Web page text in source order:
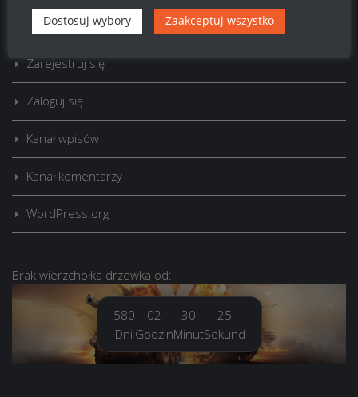
LOGOWANIE
Zarejestruj się
Zaloguj się
Kanał wpisów
Kanał komentarzy
WordPress.org
Brak wierzchołka drzewka od:
580
Dni
02
Godzin
30
Minut
26
Sekund
Dostosuj wybory Zaakceptuj wszystko